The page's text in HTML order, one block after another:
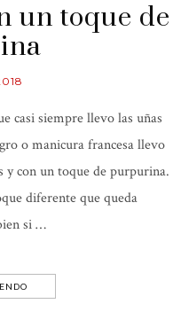
un toque de
casi siempre llevo las uñas
o manicura francesa llevo
y con un toque de purpurina.
diferente que queda
si …